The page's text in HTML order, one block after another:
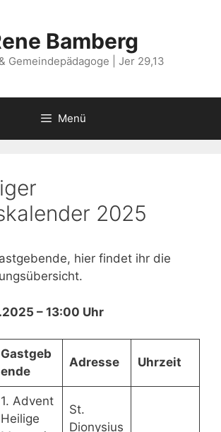
Bamberg
Gemeindepädagoge | Jer 29,13
Menü
2025
hier findet ihr die
– 13:00 Uhr
Gastgeb
ende
Adresse Uhrzeit
1. Advent
Heilige
St.
Dionysius